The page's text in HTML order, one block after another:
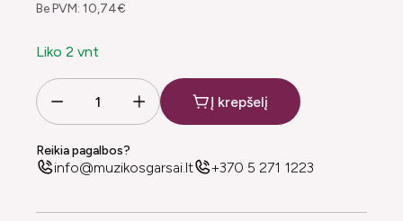
Be PVM: 10,74€
Liko 2 vnt
Į krepšelį
Reikia pagalbos?
info@muzikosgarsai.lt +370 5 271 1223